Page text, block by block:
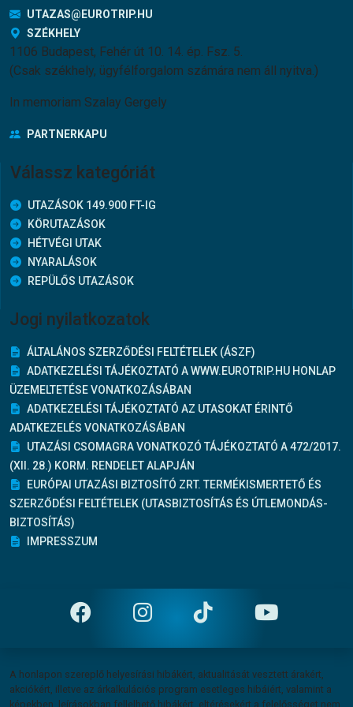
UTAZAS@EUROTRIP.HU
SZÉKHELY
1106 Budapest, Fehér út 10. 14. ép. Fsz. 5.
(Csak székhely, ügyfélforgalom számára nem áll nyitva.)
In memoriam Szalay Gergely
PARTNERKAPU
Válassz kategóriát
UTAZÁSOK 149.900 FT-IG
KÖRUTAZÁSOK
HÉTVÉGI UTAK
NYARALÁSOK
REPÜLŐS UTAZÁSOK
Jogi nyilatkozatok
ÁLTALÁNOS SZERZŐDÉSI FELTÉTELEK (ÁSZF)
ADATKEZELÉSI TÁJÉKOZTATÓ A WWW.EUROTRIP.HU HONLAP
ÜZEMELTETÉSE VONATKOZÁSÁBAN
ADATKEZELÉSI TÁJÉKOZTATÓ AZ UTASOKAT ÉRINTŐ
ADATKEZELÉS VONATKOZÁSÁBAN
UTAZÁSI CSOMAGRA VONATKOZÓ TÁJÉKOZTATÓ A 472/2017.
(XII. 28.) KORM. RENDELET ALAPJÁN
EURÓPAI UTAZÁSI BIZTOSÍTÓ ZRT. TERMÉKISMERTETŐ ÉS
SZERZŐDÉSI FELTÉTELEK (UTASBIZTOSÍTÁS ÉS ÚTLEMONDÁS-
BIZTOSÍTÁS)
IMPRESSZUM
Felelősség vállalás
A honlapon szereplő helyesírási hibákért, aktualitását vesztett árakért,
akciókért, illetve az árkalkulációs program esetleges hibáiért, valamint a
képekben, leírásokban fellelhető hibákért, eltérésekért a felelősséget nem